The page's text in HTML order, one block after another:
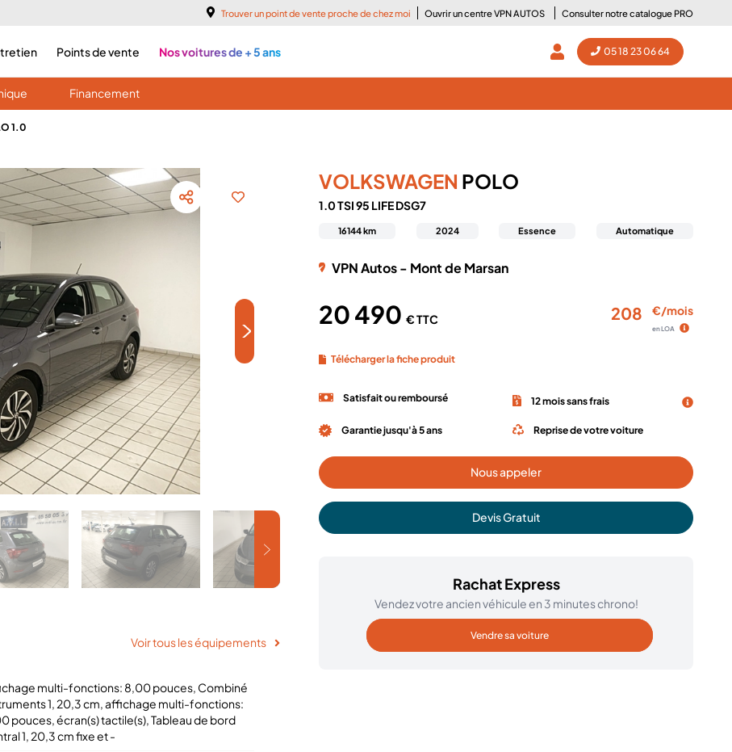
Trouver un point de vente proche de chez moi Ouvrir un centre VPN AUTOS Consulter notre catalogue PRO
05 18 23 06 64
Points de vente Nos voitures de + 5 ans
Financement
1.0
>
Voir tous les équipements
multi-fonctions: 8,00 pouces, Combiné
1, 20,3 cm, affichage multi-fonctions:
pouces, écran(s) tactile(s), Tableau de bord
1, 20,3 cm fixe et -
VOLKSWAGEN POLO
1.0 TSI 95 LIFE DSG7
16144 km 2024 Essence Automatique
VPN Autos - Mont de Marsan
20 490 € TTC 208 €/mois
en LOA
Télécharger la fiche produit
Satisfait ou remboursé 12 mois sans frais
Garantie jusqu'à 5 ans Reprise de votre voiture
Nous appeler
Devis Gratuit
Rachat Express
Vendez votre ancien véhicule en 3 minutes chrono!
Vendre sa voiture